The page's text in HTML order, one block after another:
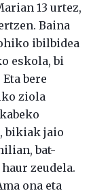
13 urtez,
Baina
ibilbidea
eskola, bi
bere
ziola
bikiak jaio
bat-
zeudela.
ona eta